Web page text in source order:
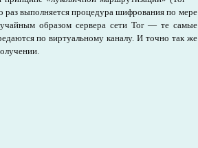
выполняется процедура шифрования по мере
образом сервера сети Tor — те самые
по виртуальному каналу. И точно так же